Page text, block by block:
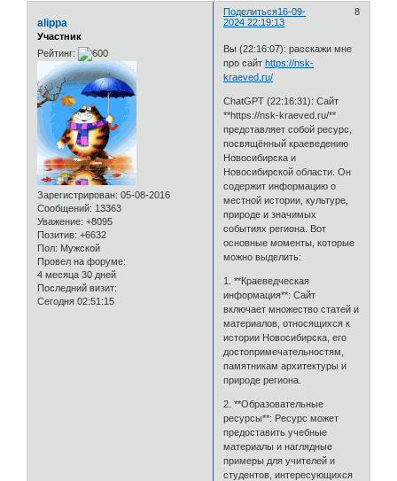
Поделиться 8
16-09-
2024 22:19:13
alippa
Участник
Рейтинг:
Зарегистрирован: 05-08-2016
Сообщений: 13363
Уважение: +8095
Позитив: +6632
Пол: Мужской
Провел на форуме:
4 месяца 30 дней
Последний визит:
Сегодня 02:51:15
Вы (22:16:07): расскажи мне
про сайтhttps://nsk-
kraeved.ru/
ChatGPT (22:16:31): Сайт
**https://nsk-kraeved.ru/**
представляет собой ресурс,
посвящённый краеведению
Новосибирска и
Новосибирской области. Он
содержит информацию о
местной истории, культуре,
природе и значимых
событиях региона. Вот
основные моменты, которые
можно выделить:
1. **Краеведческая
информация**: Сайт
включает множество статей и
материалов, относящихся к
истории Новосибирска, его
достопримечательностям,
памятникам архитектуры и
природе региона.
2. **Образовательные
ресурсы**: Ресурс может
предоставить учебные
материалы и наглядные
примеры для учителей и
студентов, интересующихся